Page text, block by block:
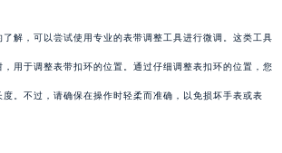
解，可以尝试使用专业的表带调整工具进行微调。这类工具
用于调整表带扣环的位置。通过仔细调整表扣环的位置，您
。不过，请确保在操作时轻柔而准确，以免损坏手表或表